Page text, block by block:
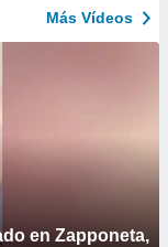
Más Vídeos
en Zapponeta,